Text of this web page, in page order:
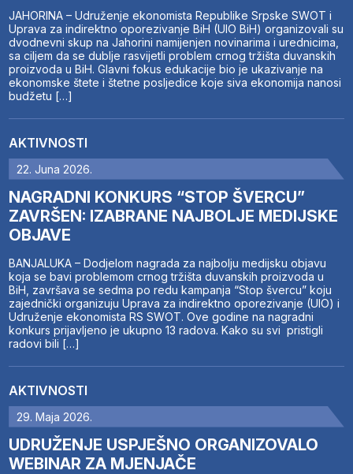
JAHORINA – Udruženje ekonomista Republike Srpske SWOT i
Uprava za indirektno oporezivanje BiH (UIO BiH) organizovali su
dvodnevni skup na Jahorini namijenjen novinarima i urednicima,
sa ciljem da se dublje rasvijetli problem crnog tržišta duvanskih
proizvoda u BiH. Glavni fokus edukacije bio je ukazivanje na
ekonomske štete i štetne posljedice koje siva ekonomija nanosi
budžetu […]
AKTIVNOSTI
22. Juna 2026.
NAGRADNI KONKURS “STOP ŠVERCU”
ZAVRŠEN: IZABRANE NAJBOLJE MEDIJSKE
OBJAVE
BANJALUKA – Dodjelom nagrada za najbolju medijsku objavu
koja se bavi problemom crnog tržišta duvanskih proizvoda u
BiH, završava se sedma po redu kampanja “Stop švercu” koju
zajednički organizuju Uprava za indirektno oporezivanje (UIO) i
Udruženje ekonomista RS SWOT. Ove godine na nagradni
konkurs prijavljeno je ukupno 13 radova. Kako su svi pristigli
radovi bili […]
AKTIVNOSTI
29. Maja 2026.
UDRUŽENJE USPJEŠNO ORGANIZOVALO
WEBINAR ZA MJENJAČE